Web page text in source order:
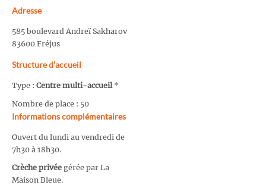
Adresse
585 boulevard Andreï Sakharov
83600 Fréjus
Structure d’accueil
Type : Centre multi-accueil*
Nombre de place : 50
Informations complémentaires
Ouvert du lundi au vendredi de
7h30 à 18h30.
Crèche privée gérée par La
Maison Bleue.